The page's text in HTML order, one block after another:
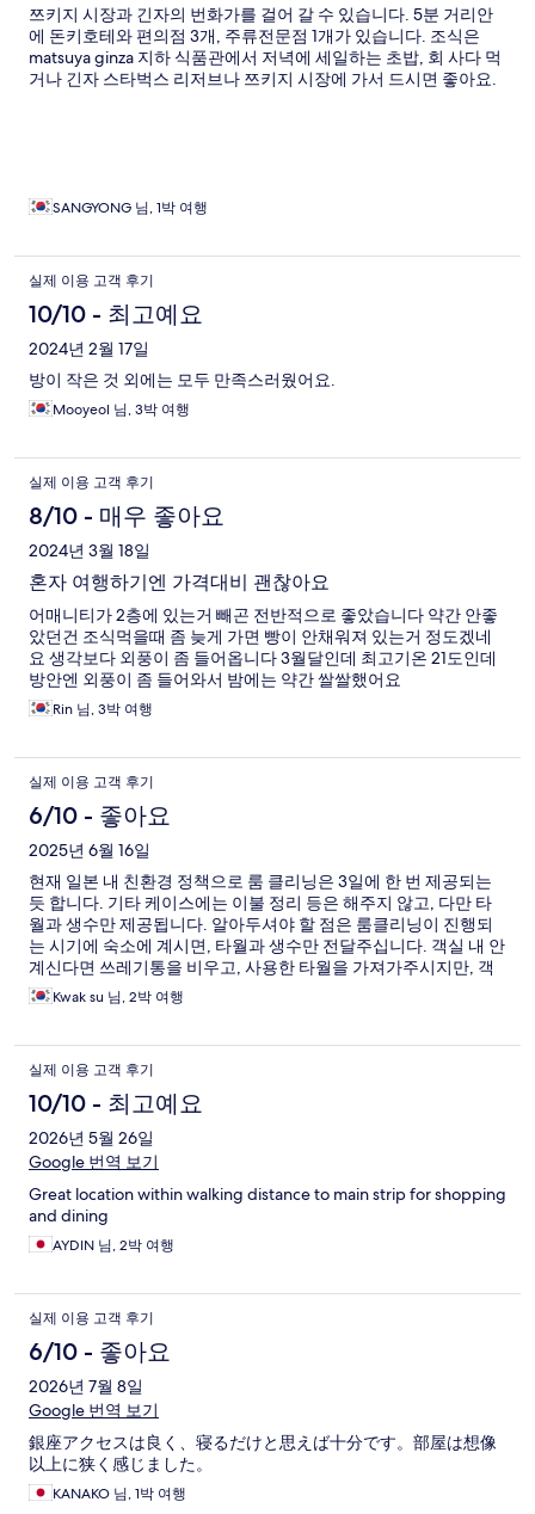
쯔키지 시장과 긴자의 번화가를 걸어 갈 수 있습니다. 5분 거리안
에 돈키호테와 편의점 3개, 주류전문점 1개가 있습니다. 조식은
matsuya ginza 지하 식품관에서 저녁에 세일하는 초밥, 회 사다 먹
거나 긴자 스타벅스 리저브나 쯔키지 시장에 가서 드시면 좋아요.
SANGYONG 님, 1박 여행
실제 이용 고객 후기
10/10 - 최고예요
2024년 2월 17일
방이 작은 것 외에는 모두 만족스러웠어요.
Mooyeol 님, 3박 여행
실제 이용 고객 후기
8/10 - 매우 좋아요
2024년 3월 18일
혼자 여행하기엔 가격대비 괜찮아요
어매니티가 2층에 있는거 빼곤 전반적으로 좋았습니다 약간 안좋
았던건 조식먹을때 좀 늦게 가면 빵이 안채워져 있는거 정도겠네
요 생각보다 외풍이 좀 들어옵니다 3월달인데 최고기온 21도인데
방안엔 외풍이 좀 들어와서 밤에는 약간 쌀쌀했어요
Rin 님, 3박 여행
실제 이용 고객 후기
6/10 - 좋아요
2025년 6월 16일
현재 일본 내 친환경 정책으로 룸 클리닝은 3일에 한 번 제공되는
듯 합니다. 기타 케이스에는 이불 정리 등은 해주지 않고, 다만 타
월과 생수만 제공됩니다. 알아두셔야 할 점은 룸클리닝이 진행되
는 시기에 숙소에 계시면, 타월과 생수만 전달주십니다. 객실 내 안
계신다면 쓰레기통을 비우고, 사용한 타월을 가져가주시지만, 객
실 내 있다면, 해주지 않아 매우 불편합니다. 저는 룸클리닝 당시
객실에 있었기에 리셉션에 직접 가서 룸 번호를 남기고 쓰레기통
귀했을때 그대로인 것을 확인할 수 있었습니다. 다음날 본 내용에
대해 직원에게 얘기했을때에도 별도 사과의 멘트 없이 얼머무려
넘어가려는 태도를 보여 다시 사용을 할지는 조금 의문입니다. 다
만 호텔의 로비 등은 매우 좋았습니다.
Kwak su 님, 2박 여행
실제 이용 고객 후기
10/10 - 최고예요
2026년 5월 26일
Google 번역 보기
Great location within walking distance to main strip for shopping
and dining
AYDIN 님, 2박 여행
실제 이용 고객 후기
6/10 - 좋아요
2026년 7월 8일
Google 번역 보기
銀座アクセスは良く、寝るだけと思えば十分です。部屋は想像
以上に狭く感じました。
KANAKO 님, 1박 여행